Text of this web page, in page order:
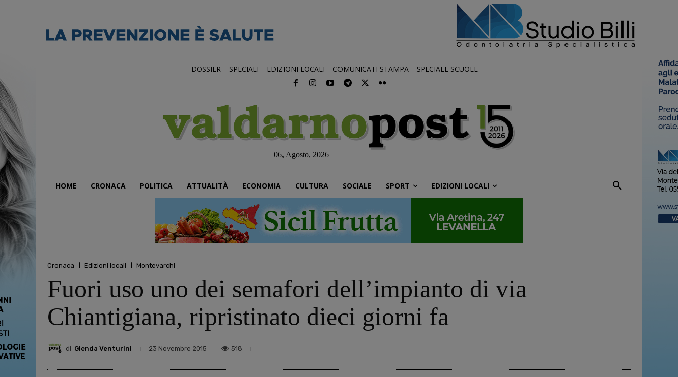
DOSSIER SPECIALI EDIZIONI LOCALI COMUNICATI STAMPA SPECIALE SCUOLE
06, Agosto, 2026
HOME CRONACA POLITICA ATTUALITÀ ECONOMIA CULTURA SOCIALE SPORT EDIZIONI LOCALI
Cronaca Edizioni locali Montevarchi
Fuori uso uno dei semafori dell’impianto di via
Chiantigiana, ripristinato dieci giorni fa
di Glenda Venturini 23 Novembre 2015 518